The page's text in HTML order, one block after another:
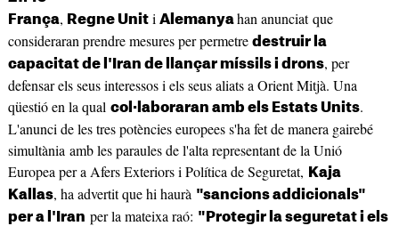
França, Regne Uniti Alemanyahan anunciat que
consideraran prendre mesures per permetre destruir la
capacitat de l'Iran de llançar míssils i drons, per
defensar els seus interessos i els seus aliats a Orient Mitjà. Una
qüestió en la qual col·laboraran amb els Estats Units.
L'anunci de les tres potències europees s'ha fet de manera gairebé
simultània amb les paraules de l'alta representant de la Unió
Europea per a Afers Exteriors i Política de Seguretat,
Kaja
Kallas, ha advertit que hi haurà "sancions addicionals"
per a l'Iran per la mateixa raó: "Protegir la seguretat i els